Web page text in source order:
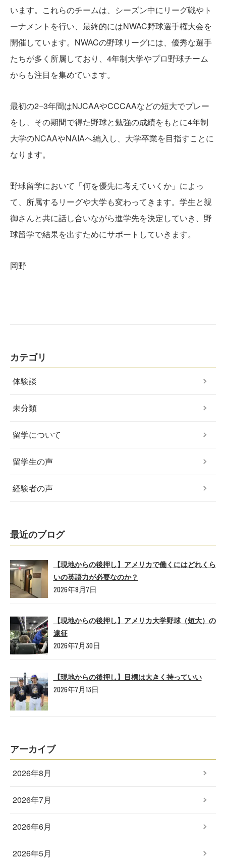
います。これらのチームは、シーズン中にリーグ戦やト
ーナメントを行い、最終的にはNWAC野球選手権大会を
開催しています。NWACの野球リーグには、優秀な選手
たちが多く所属しており、4年制大学やプロ野球チーム
からも注目を集めています。
最初の2−3年間はNJCAAやCCCAAなどの短大でプレー
をし、その期間で得た野球と勉強の成績をもとに4年制
大学のNCAAやNAIAへ編入し、大学卒業を目指すことに
なります。
野球留学において「何を優先に考えていくか」によっ
て、所属するリーグや大学も変わってきます。学生と親
御さんと共に話し合いながら進学先を決定していき、野
球留学で結果を出すためにサポートしていきます。
岡野
カテゴリ
体験談
未分類
留学について
留学生の声
経験者の声
最近のブログ
【現地からの後押し】アメリカで働くにはどれくら
いの英語力が必要なのか？
2026年8月7日
【現地からの後押し】アメリカ大学野球（短大）の
遠征
2026年7月30日
【現地からの後押し】目標は大きく持っていい
2026年7月13日
アーカイブ
2026年8月
2026年7月
2026年6月
2026年5月